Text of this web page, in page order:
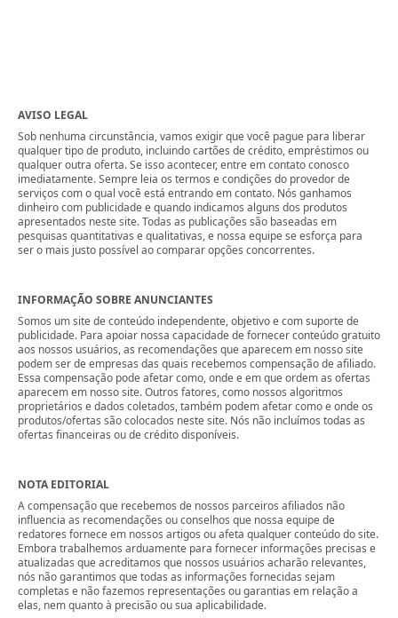
AVISO LEGAL
Sob nenhuma circunstância, vamos exigir que você pague para liberar
qualquer tipo de produto, incluindo cartões de crédito, empréstimos ou
qualquer outra oferta. Se isso acontecer, entre em contato conosco
imediatamente. Sempre leia os termos e condições do provedor de
serviços com o qual você está entrando em contato. Nós ganhamos
dinheiro com publicidade e quando indicamos alguns dos produtos
apresentados neste site. Todas as publicações são baseadas em
pesquisas quantitativas e qualitativas, e nossa equipe se esforça para
ser o mais justo possível ao comparar opções concorrentes.
INFORMAÇÃO SOBRE ANUNCIANTES
Somos um site de conteúdo independente, objetivo e com suporte de
publicidade. Para apoiar nossa capacidade de fornecer conteúdo gratuito
aos nossos usuários, as recomendações que aparecem em nosso site
podem ser de empresas das quais recebemos compensação de afiliado.
Essa compensação pode afetar como, onde e em que ordem as ofertas
aparecem em nosso site. Outros fatores, como nossos algoritmos
proprietários e dados coletados, também podem afetar como e onde os
produtos/ofertas são colocados neste site. Nós não incluímos todas as
ofertas financeiras ou de crédito disponíveis.
NOTA EDITORIAL
A compensação que recebemos de nossos parceiros afiliados não
influencia as recomendações ou conselhos que nossa equipe de
redatores fornece em nossos artigos ou afeta qualquer conteúdo do site.
Embora trabalhemos arduamente para fornecer informações precisas e
atualizadas que acreditamos que nossos usuários acharão relevantes,
nós não garantimos que todas as informações fornecidas sejam
completas e não fazemos representações ou garantias em relação a
elas, nem quanto à precisão ou sua aplicabilidade.